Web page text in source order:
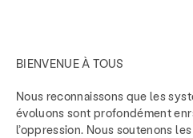
BIENVENUE À TOUS
Nous reconnaissons que les
évoluons sont profondément
l’oppression. Nous soutenons